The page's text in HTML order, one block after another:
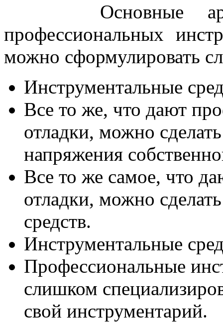
Основные
профессиональных
можно сформулировать
Инструментальные
Все то же, что дают
отладки, можно
напряжения
Все то же самое, что
отладки, можно
средств.
Инструментальные
Профессиональные
слишком
свой инструментарий.